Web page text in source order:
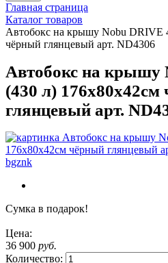
Главная страница
Каталог товаров
Автобокс на крышу Nobu DRIVE
чёрный глянцевый арт. ND4306
Автобокс на крышу
(430 л)
глянцевый арт.
Сумка в подарок!
Цена:
36 900 руб.
Количество: